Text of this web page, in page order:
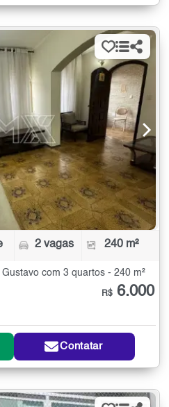
2 vagas 240 m²
com 3 quartos - 240 m²
R$ 6.000
Contatar